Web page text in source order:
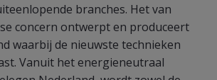
branches. Het van
concern ontwerpt en produceert
waarbij de nieuwste technieken
Vanuit het energieneutraal